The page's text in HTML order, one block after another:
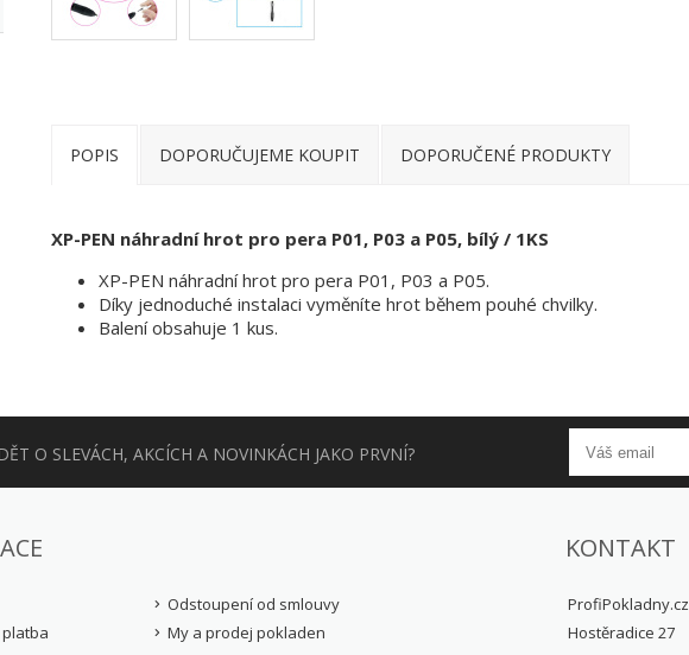
POPIS DOPORUČUJEME KOUPIT DOPORUČENÉ PRODUKTY
XP-PEN náhradní hrot pro pera P01, P03 a P05, bílý / 1KS
XP-PEN náhradní hrot pro pera P01, P03 a P05.
Díky jednoduché instalaci vyměníte hrot během pouhé chvilky.
Balení obsahuje 1 kus.
O SLEVÁCH, AKCÍCH A NOVINKÁCH JAKO PRVNÍ?
KONTAKT
ProfiPokladny.cz
Hostěradice 27
Odstoupení od smlouvy
My a prodej pokladen